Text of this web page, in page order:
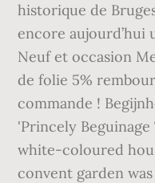
historique de
encore aujourd’hui
Neuf et occasion
de folie 5%
commande !
'Princely
white-coloured
convent garden